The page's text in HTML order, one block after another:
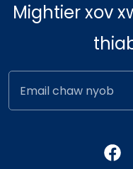
Mightier xov
Email chaw nyob